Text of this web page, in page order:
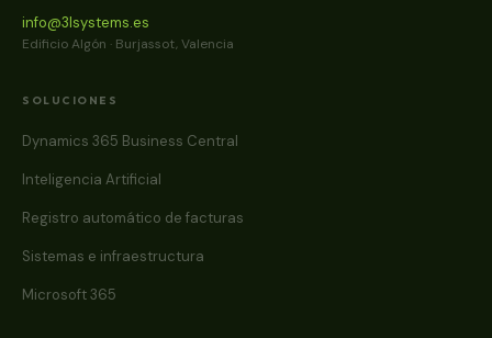
info@3lsystems.es
Edificio Algón · Burjassot, Valencia
SOLUCIONES
Dynamics 365 Business Central
Inteligencia Artificial
Registro automático de facturas
Sistemas e infraestructura
Microsoft 365